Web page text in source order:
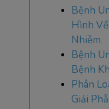
Bệnh
Hình
Nhiễm
Bệnh
Bệnh
Phân
Giải